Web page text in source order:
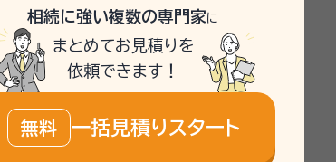
書士が対応いたします！ ２０名以上の相続人がいるケー
た。円満相続の秘訣、相続手続きの順番など相続に関する
相続に強い複数の専門家に
まとめてお見積りを
依頼できます！
無料 一括見積りスタート